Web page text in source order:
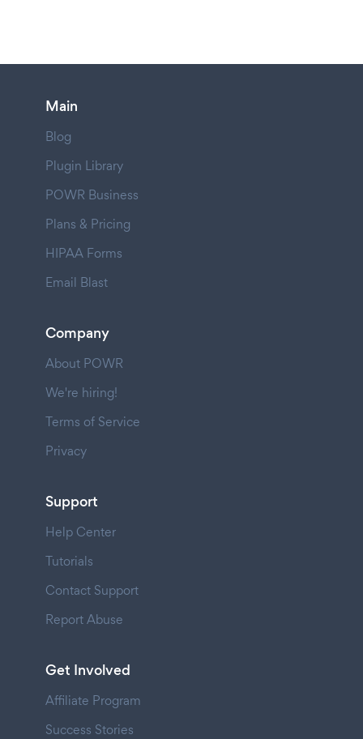
Main
Blog
Plugin Library
POWR Business
Plans & Pricing
HIPAA Forms
Email Blast
Company
About POWR
We're hiring!
Terms of Service
Privacy
Support
Help Center
Tutorials
Contact Support
Report Abuse
Get Involved
Affiliate Program
Success Stories